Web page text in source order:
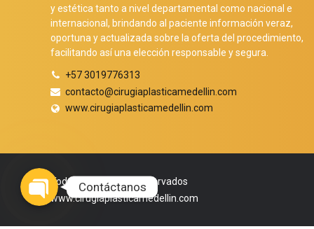
y estética tanto a nivel departamental como nacional e
internacional, brindando al paciente información veraz,
oportuna y actualizada sobre la oferta del procedimiento,
facilitando así una elección responsable y segura.
+57 3019776313
contacto@cirugiaplasticamedellin.com
www.cirugiaplasticamedellin.com
Todos los derechos reservados
www.cirugiaplasticamedellin.com
Contáctanos